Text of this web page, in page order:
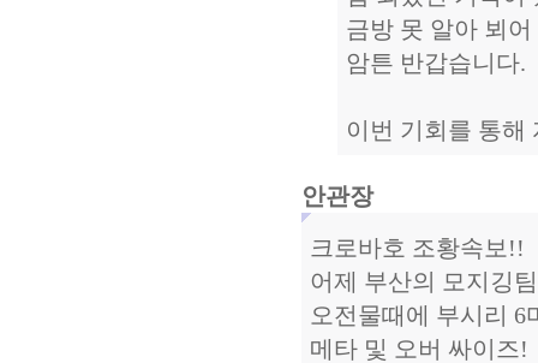
금방 못 알아 뵈
암튼 반갑습니다.
이번 기회를 통해
안관장
크로바호 조황속보!!
어제 부산의 모지깅
오전물때에 부시리 6
메타 및 오버 싸이즈!